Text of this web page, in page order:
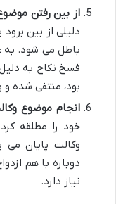
از بین رفتن
دلیلی از بین
باطل می شود. به
فسخ نکاح به
بود، منتفی شده و
انجام موضوع
خود را مطلقه
وکالت پایان
دوباره با هم
نیاز دارد.